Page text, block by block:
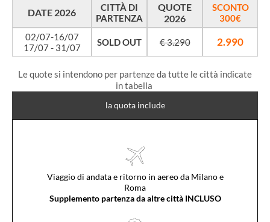
DATE 2026
CITTÀ DI
PARTENZA
QUOTE
2026
SCONTO
300€
02/07-16/07
17/07 - 31/07
SOLD OUT € 3.290 2.990
Le quote si intendono per partenze da tutte le città indicate
in tabella
la quota include
Viaggio di andata e ritorno in aereo da Milano e
Roma
Supplemento partenza da altre città INCLUSO